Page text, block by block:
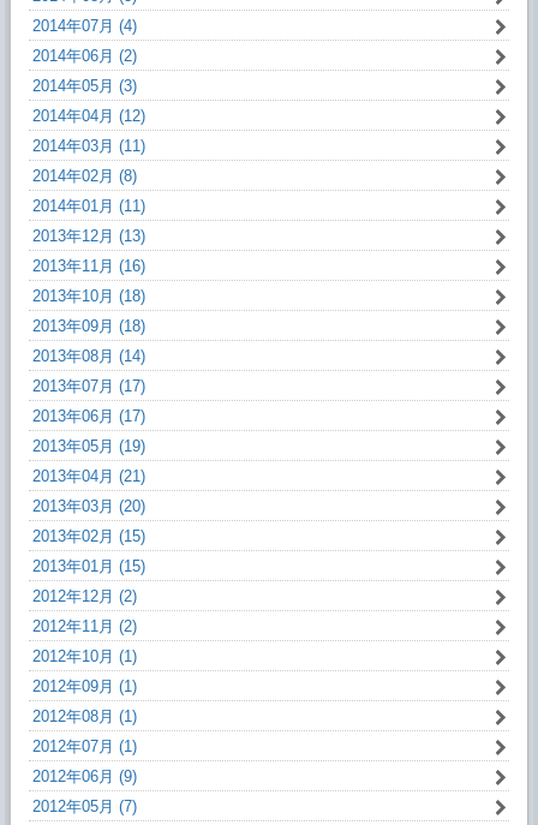
2014年07月 (4)
2014年06月 (2)
2014年05月 (3)
2014年04月 (12)
2014年03月 (11)
2014年02月 (8)
2014年01月 (11)
2013年12月 (13)
2013年11月 (16)
2013年10月 (18)
2013年09月 (18)
2013年08月 (14)
2013年07月 (17)
2013年06月 (17)
2013年05月 (19)
2013年04月 (21)
2013年03月 (20)
2013年02月 (15)
2013年01月 (15)
2012年12月 (2)
2012年11月 (2)
2012年10月 (1)
2012年09月 (1)
2012年08月 (1)
2012年07月 (1)
2012年06月 (9)
2012年05月 (7)